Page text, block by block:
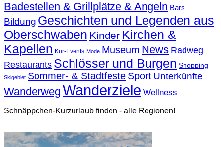
Badestellen & Grillplätze & Angeln Bars
Bildung Geschichten und Legenden aus
Oberschwaben Kinder Kirchen &
Kapellen Kur-Events Mode Museum News Radweg
Restaurants Schlösser und Burgen Shopping
Skigebiet Sommer- & Stadtfeste Sport Unterkünfte
Wanderweg Wanderziele Wellness
Schnäppchen-Kurzurlaub finden - alle Regionen!